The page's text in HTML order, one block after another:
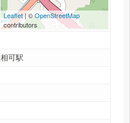
Leaflet| ©OpenStreetMap
contributors
相可駅